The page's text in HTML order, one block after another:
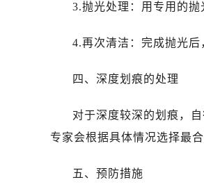
3.抛光处理：用专用的抛
4.再次清洁：完成抛光后
四、深度划痕的处理
对于深度较深的划痕，
专家会根据具体情况选择最
五、预防措施